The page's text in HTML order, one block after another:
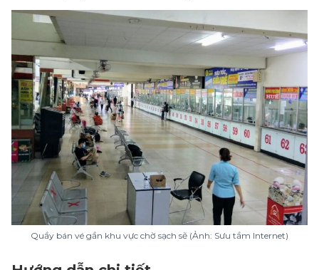
Quầy bán vé gần khu vực chờ sạch sẽ (Ảnh: Sưu tầm Internet)